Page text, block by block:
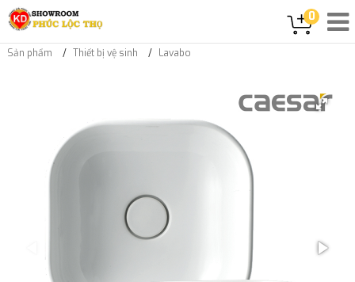
0
Sản phẩm Thiết bị vệ sinh Lavabo